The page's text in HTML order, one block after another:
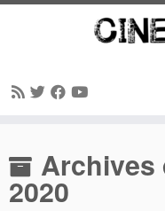
au
contenuArchives
2020